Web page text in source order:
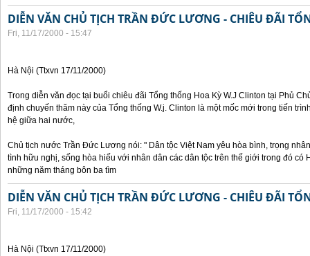
DIỄN VĂN CHỦ TỊCH TRẦN ĐỨC LƯƠNG - CHIÊU ĐÃI
Fri, 11/17/2000 - 15:47
Hà Nội (Ttxvn 17/11/2000)
Trong diễn văn đọc tại buổi chiêu đãi Tổng thống Hoa Kỳ W.J Clinton tại Phủ
định chuyến thăm này của Tổng thống W.j. Clinton là một mốc mới trong tiến
hệ giữa hai nước,
Chủ tịch nước Trần Đức Lương nói: " Dân tộc Việt Nam yêu hòa bình, trọng
tình hữu nghị, sống hòa hiếu với nhân dân các dân tộc trên thế giới trong đó có
những năm tháng bôn ba tìm
DIỄN VĂN CHỦ TỊCH TRẦN ĐỨC LƯƠNG - CHIÊU ĐÃI
Fri, 11/17/2000 - 15:42
Hà Nội (Ttxvn 17/11/2000)